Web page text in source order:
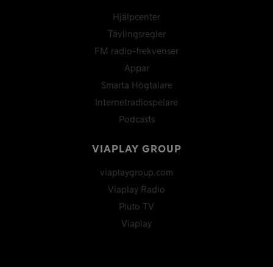
Hjälpcenter
Tävlingsregler
FM radio-frekvenser
Appar
Smarta Högtalare
Internetradiospelare
Podcasts
VIAPLAY GROUP
viaplaygroup.com
Viaplay Radio
Pluto TV
Viaplay